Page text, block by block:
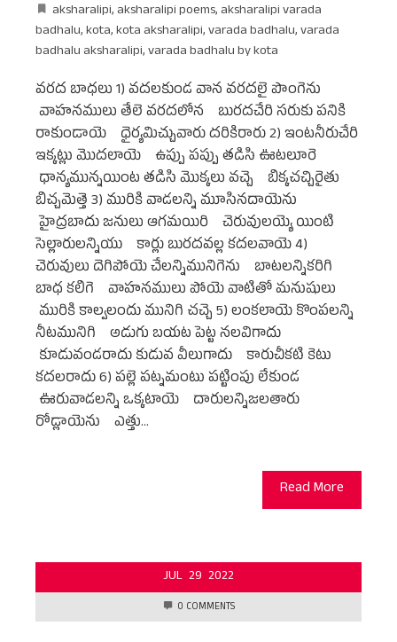
aksharalipi, aksharalipi poems, aksharalipi varada
badhalu,kota,kota aksharalipi,varada badhalu,varada
badhalu aksharalipi,varada badhalu by kota
వరద బాధలు 1) వదలకుండ వాన వరదలై పొంగెను
వాహనములు తేలె వరదలోన బురదచేరి సరుకు పనికి
రాకుండాయె ధైర్యమిచ్చువారు దరికిరారు 2) ఇంటనీరుచేరి
ఇక్కట్లు మొదలాయె ఉప్పు పప్పు తడిసి ఊటలూరె
ధాన్యమున్నయింట తడిసి మొక్కలు వచ్చె బిక్కచచ్చిరైతు
బిచ్చమెత్తె 3) మురికి వాడలన్ని మూసినదాయెను
హైద్రబాదు జనులు ఆగమయిరి చెరువులయ్యె యింటి
సెల్లారులన్నియు కార్లు బురదవల్ల కదలవాయె 4)
చెరువులు దెగిపోయె చేలన్నిమునిగెను బాటలన్నికరిగి
బాధ కలిగె వాహనములు పోయె వాటితో మనుషులు
మురికి కాల్వలందు మునిగి చచ్చె 5) లంకలాయె కొంపలన్ని
నీటమునిగి అడుగు బయట పెట్ట నలవిగాదు
కూడువండరాదు కుడువ వీలుగాదు కారుచీకటి కెటు
కదలరాదు 6) పల్లె పట్నమంటు పట్టింపు లేకుండ
ఊరువాడలన్ని ఒక్కటాయె దారులన్నిజలతారు
రోడ్లాయెను ఎత్తు…
Read More
JUL 29 2022
0 COMMENTS